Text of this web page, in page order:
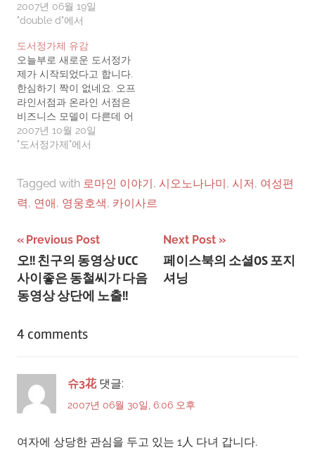
2007년 06월 19일
"double d"에서
도서정가제 유감
오늘부로 새로운 도서정가
제가 시작되었다고 합니다.
한심하기 짝이 없네요. 오프
라인서점과 온라인 서점은
비즈니스 모델이 다른데 어
떻게 같은 상품을 취급한다
는 이유로 가격 제제를 받아
망을 온라인에서 단단계로
만드니까 비용구조가 유리
해주겠다는데 뭐가 잘못된
건지 모르겠습니다. 그와중
에 과당경쟁이 일어났을 수
있습니다만, 그러면 자연스
럽게 오버한…
2007년 10월 20일
"도서정가제"에서
Tagged with 로마인 이야기 , 시오노나나미 , 시저 , 여성편
력, 연애 , 영웅호색, 카이사르
글
탐
색
Previous Post
오!! 친구의 동영상 UCC
사이좋은 동철씨가 다음
동영상 상단에 노출!!
Next Post
페이스북의 소셜OS 포지
셔닝
4 comments
슈3花 댓글:
2007년 06월 30일, 6:06 오후
여자에 상당한 관심을 두고 있는 1人 다녀 갑니다.